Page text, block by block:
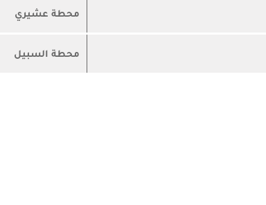
محطة عشيري
محطة السبيل